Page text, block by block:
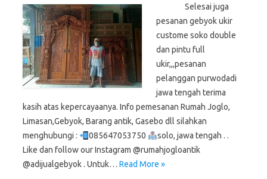
Selesai juga
pesanan gebyok ukir
custome soko double
dan pintu full
ukir,,,pesanan
pelanggan purwodadi
jawa tengah terima
kasih atas kepercayaanya. Info pemesanan Rumah Joglo,
Limasan,Gebyok, Barang antik, Gasebo dll silahkan
menghubungi :
085647053750
solo, jawa tengah . .
Like dan follow our Instagram @rumahjogloantik
@adijualgebyok . Untuk… Read More »